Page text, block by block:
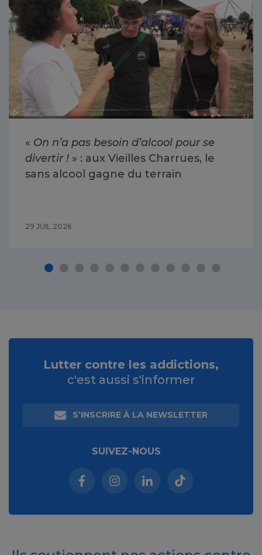
« On n’a pas besoin d’alcool pour se
divertir ! » : aux Vieilles Charrues, le
sans alcool gagne du terrain
29 JUIL 2026
Lutter contre les addictions,
c'est aussi s'informer
S’INSCRIRE À LA NEWSLETTER
SUIVEZ-NOUS
Facebook (nouvelle fenêtre)
Instagram (nouvelle fenêtre)
Linkedin (nouvelle
Tiktok (nouvelle